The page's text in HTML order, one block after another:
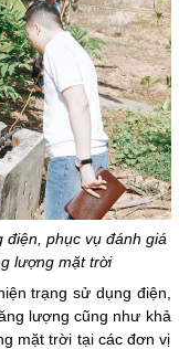
điện, phục vụ đánh giá
lượng mặt trời
trạng sử dụng điện,
lượng cũng như khả
mặt trời tại các đơn vị